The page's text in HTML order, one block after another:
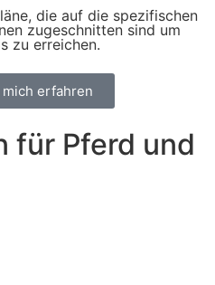
die auf die spezifischen
zugeschnitten sind um
zu erreichen.
erfahren
für Pferd und